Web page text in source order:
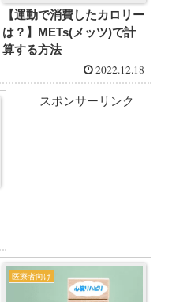
【運動で消費したカロリー
は？】METs(メッツ)で計
算する方法
2022.12.18
スポンサーリンク
医療者向け